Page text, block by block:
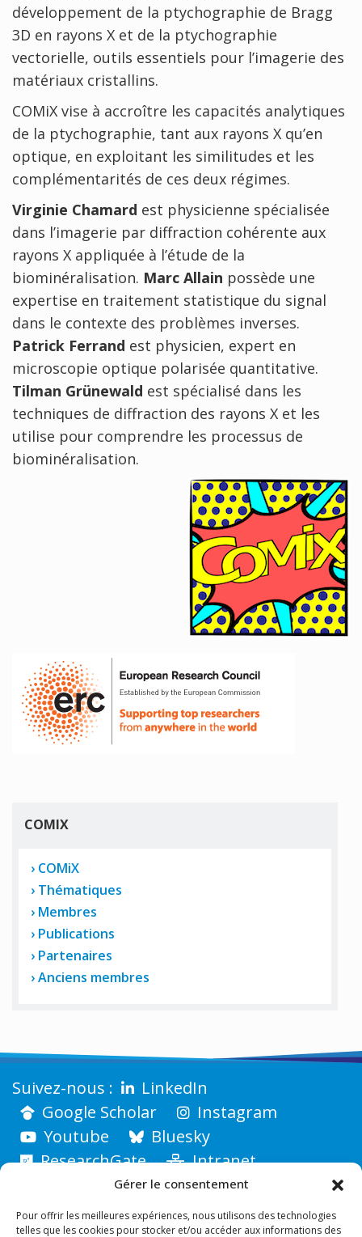
Gérer le consentement
Pour offrir les meilleures expériences, nous utilisons des technologies
telles que les cookies pour stocker et/ou accéder aux informations des
développement de la ptychographie de Bragg
3D en rayons X et de la ptychographie
vectorielle, outils essentiels pour l’imagerie des
matériaux cristallins.
COMiX vise à accroître les capacités analytiques
de la ptychographie, tant aux rayons X qu’en
optique, en exploitant les similitudes et les
complémentarités de ces deux régimes.
Virginie Chamard est physicienne spécialisée
dans l’imagerie par diffraction cohérente aux
rayons X appliquée à l’étude de la
biominéralisation. Marc Allain possède une
expertise en traitement statistique du signal
dans le contexte des problèmes inverses.
Patrick Ferrand est physicien, expert en
microscopie optique polarisée quantitative.
Tilman Grünewald est spécialisé dans les
techniques de diffraction des rayons X et les
utilise pour comprendre les processus de
biominéralisation.
COMIX
COMiX
Thématiques
Membres
Publications
Partenaires
Anciens membres
LinkedIn
Google Scholar
Instagram
Youtube
Bluesky
ResearchGate
Intranet